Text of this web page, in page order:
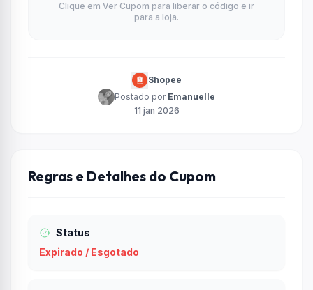
Clique em Ver Cupom para liberar o código e ir
para a loja.
Shopee
Postado por Emanuelle
11 jan 2026
Regras e Detalhes do Cupom
Status
Expirado / Esgotado